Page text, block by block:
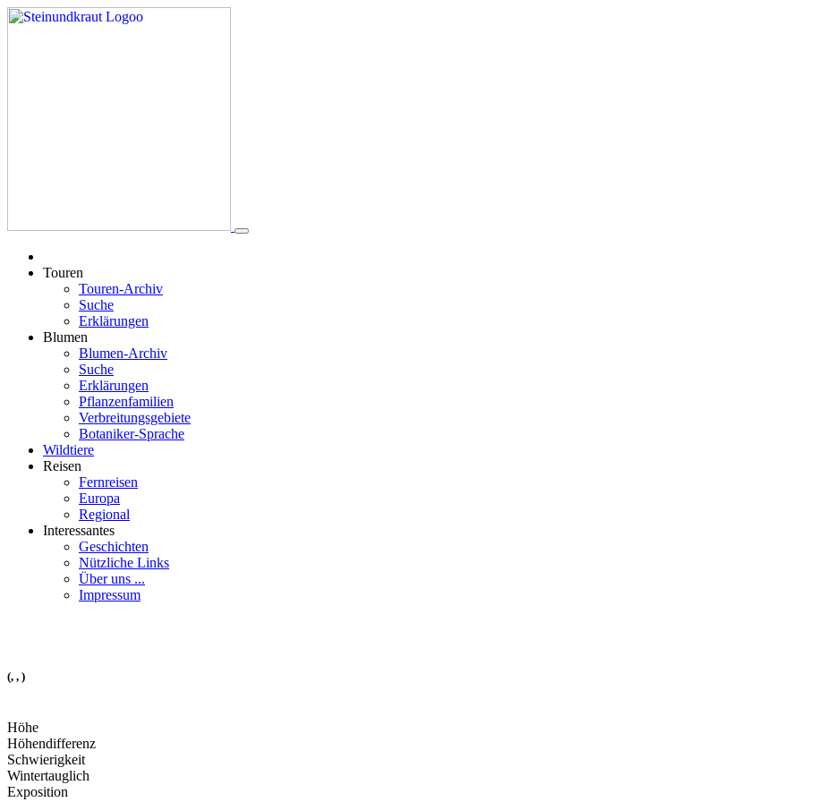
Touren
Touren-Archiv
Suche
Erklärungen
Blumen
Blumen-Archiv
Suche
Erklärungen
Pflanzenfamilien
Verbreitungsgebiete
Botaniker-Sprache
Wildtiere
Reisen
Fernreisen
Europa
Regional
Interessantes
Geschichten
Nützliche Links
Über uns ...
Impressum
(, , )
Höhe
Höhendifferenz
Schwierigkeit
Wintertauglich
Exposition